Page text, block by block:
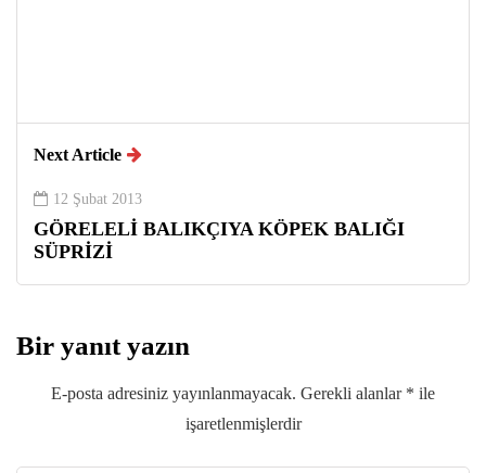
Next Article
12 Şubat 2013
GÖRELELİ BALIKÇIYA KÖPEK BALIĞI
SÜPRİZİ
Bir yanıt yazın
E-posta adresiniz yayınlanmayacak. Gerekli alanlar * ile
işaretlenmişlerdir